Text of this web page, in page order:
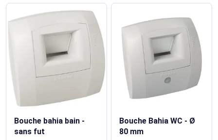
Bouche bahia bain -
sans fut
Bouche Bahia WC - Ø
80 mm